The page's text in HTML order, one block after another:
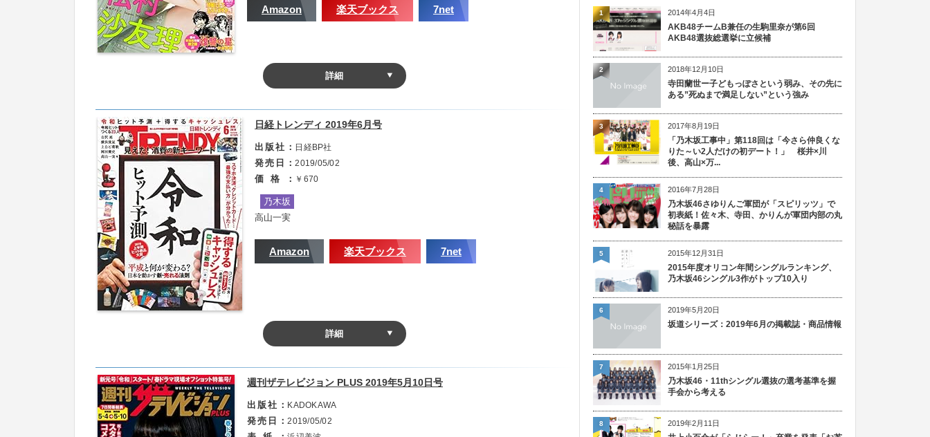
Amazon 楽天ブックス 7net
詳細
・表紙＆巻頭グラビア（撮影：薮下剛士／掲載：8P）
※『映画 賭ケグルイ』公開直前2号連続コラボグラビア第2弾。第1弾は女優の福原遥。
付録
・松村沙友理 特大両面ポスター
※電子版には画像で収録。
日経トレンディ 2019年6月号
出版社 日経BP社
発売日 2019/05/02
価格 ￥670
乃木坂
高山一実
Amazon 楽天ブックス 7net
詳細
週刊ザテレビジョン PLUS 2019年5月10日号
出版社 KADOKAWA
発売日 2019/05/02
2014年4月4日
AKB48チームB兼任の生駒里奈が第6回
AKB48選抜総選挙に立候補
1
2018年12月10日
寺田蘭世ー子どもっぽさという弱み、その先に
ある”死ぬまで満足しない”という強み
2
2017年8月19日
「乃木坂工事中」第118回は「今さら仲良くな
りた～い2人だけの初デート！」 桜井×川
後、高山×万...
3
2016年7月28日
乃木坂46さゆりんご軍団が「スピリッツ」で
初表紙！佐々木、寺田、かりんが軍団内部の丸
秘話を暴露
4
2015年12月31日
2015年度オリコン年間シングルランキング、
乃木坂46シングル3作がトップ10入り
5
2019年5月20日
坂道シリーズ：2019年6月の掲載誌・商品情報
6
2015年1月25日
乃木坂46・11thシングル選抜の選考基準を握
手会から考える
7
2019年2月11日
8